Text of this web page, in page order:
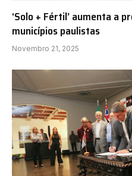
‘Solo + Fértil’ aumenta a
municípios paulistas
Novembro 21, 2025